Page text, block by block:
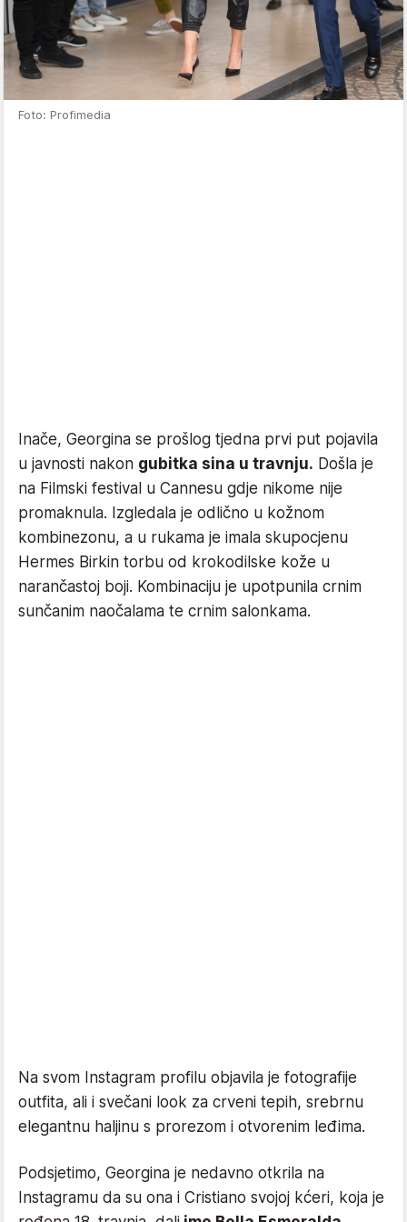
Foto: Profimedia
Inače, Georgina se prošlog tjedna prvi put pojavila
u javnosti nakon gubitka sina u travnju. Došla je
na Filmski festival u Cannesu gdje nikome nije
promaknula. Izgledala je odlično u kožnom
kombinezonu, a u rukama je imala skupocjenu
Hermes Birkin torbu od krokodilske kože u
narančastoj boji. Kombinaciju je upotpunila crnim
sunčanim naočalama te crnim salonkama.
Na svom Instagram profilu objavila je fotografije
outfita, ali i svečani look za crveni tepih, srebrnu
elegantnu haljinu s prorezom i otvorenim leđima.
Podsjetimo, Georgina je nedavno otkrila na
Instagramu da su ona i Cristiano svojoj kćeri, koja je